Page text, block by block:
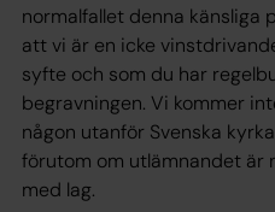
normalfallet denna
att vi är en icke
syfte och som du har
begravningen. Vi kommer
någon utanför Svenska
förutom om utlämnandet är
med lag.